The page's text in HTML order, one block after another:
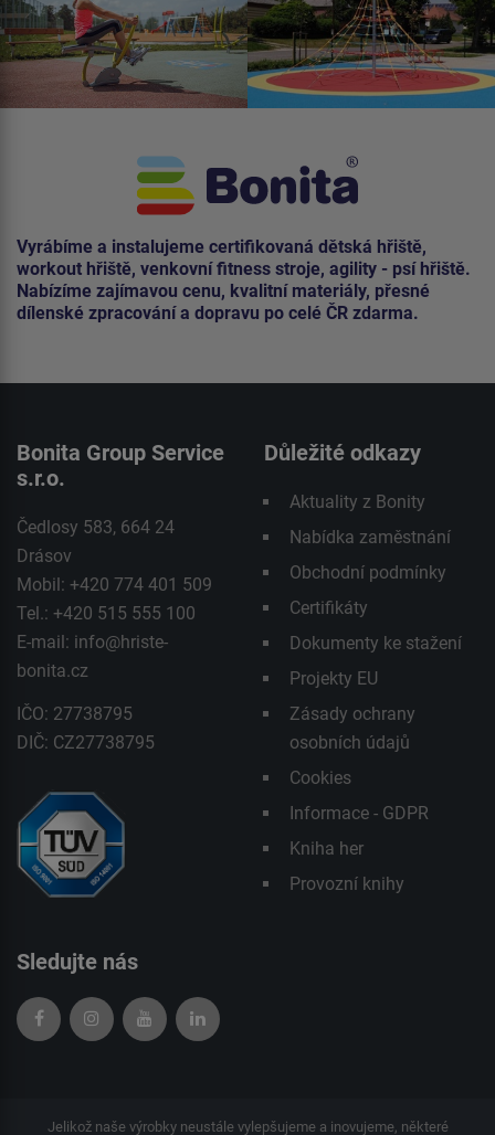
Vyrábíme a instalujeme certifikovaná dětská hřiště,
workout hřiště, venkovní fitness stroje, agility - psí hřiště.
Nabízíme zajímavou cenu, kvalitní materiály, přesné
dílenské zpracování a dopravu po celé ČR zdarma.
Bonita Group Service
s.r.o.
Čedlosy 583, 664 24
Drásov
Mobil: +420 774 401 509
Tel.: +420 515 555 100
E-mail: info@hriste-
bonita.cz
IČO: 27738795
DIČ: CZ27738795
Důležité odkazy
Aktuality z Bonity
Nabídka zaměstnání
Obchodní podmínky
Certifikáty
Dokumenty ke stažení
Projekty EU
Zásady ochrany
osobních údajů
Cookies
Informace - GDPR
Kniha her
Provozní knihy
Sledujte nás
Jelikož naše výrobky neustále vylepšujeme a inovujeme, některé